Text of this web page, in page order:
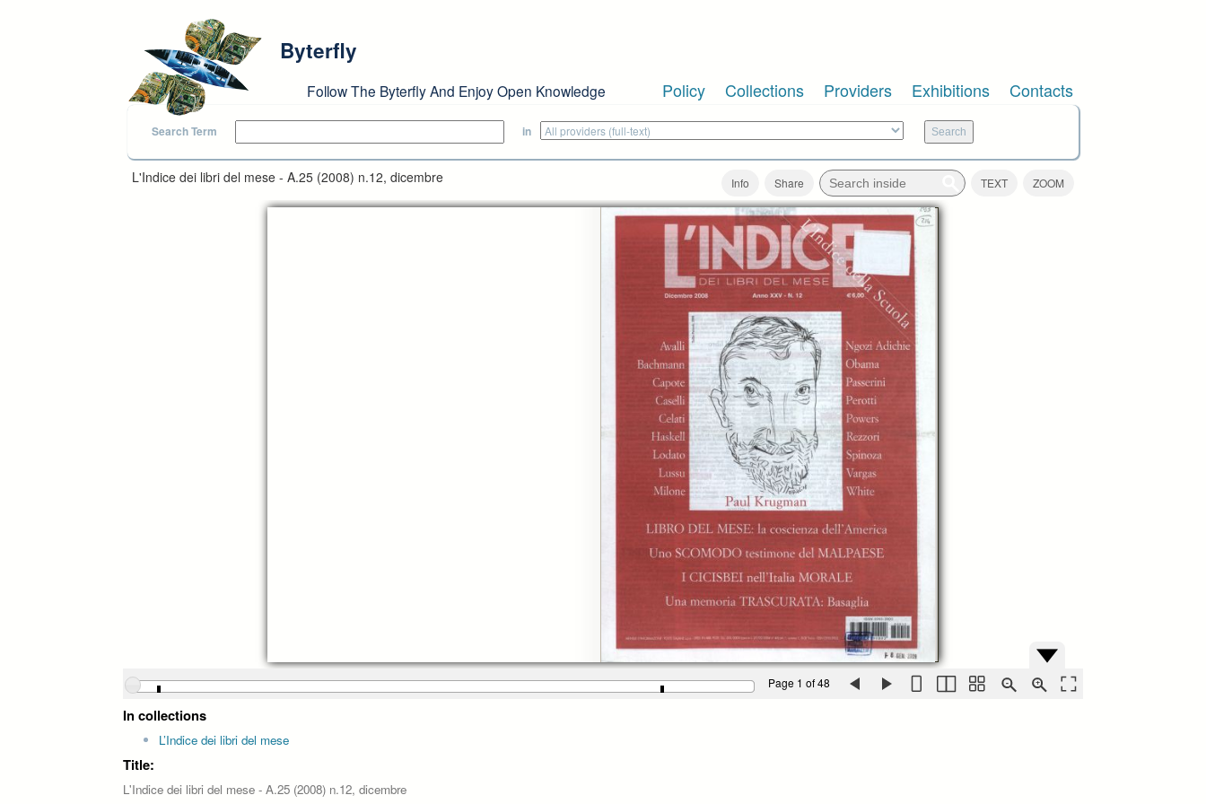
Byterfly
Follow The Byterfly And Enjoy Open Knowledge Policy Collections Providers Exhibitions Contacts
Search Term in
L'Indice dei libri del mese - A.25 (2008) n.12, dicembre Info Share TEXT ZOOM
Page 1 of 48
In collections
L’Indice dei libri del mese
Title:
L'Indice dei libri del mese - A.25 (2008) n.12, dicembre